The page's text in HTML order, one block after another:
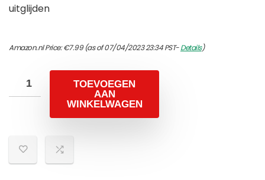
uitglijden
Amazon.nl Price:€7.99(as of 07/04/2023 23:34 PST-Details)
TOEVOEGEN
AAN
WINKELWAGEN